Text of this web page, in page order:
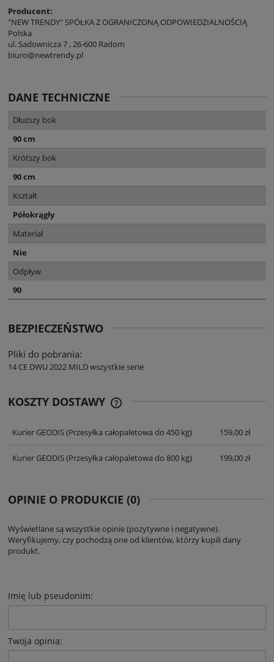
Producent:
"NEW TRENDY" SPÓŁKA Z OGRANICZONĄ ODPOWIEDZIALNOŚCIĄ
Polska
ul. Sadownicza 7 , 26-600 Radom
biuro@newtrendy.pl
DANE TECHNICZNE
Dłuższy bok
90 cm
Krótszy bok
90 cm
Kształt
Półokrągły
Materiał
Nie
Odpływ
90
BEZPIECZEŃSTWO
Pliki do pobrania:
14 CE DWU 2022 MILD wszystkie serie
KOSZTY DOSTAWY
Kurier GEODIS(Przesyłka całopaletowa do 450 kg) 159,00 zł
Kurier GEODIS(Przesyłka całopaletowa do 800 kg) 199,00 zł
OPINIE O PRODUKCIE (0)
Wyświetlane są wszystkie opinie (pozytywne i negatywne).
Weryfikujemy, czy pochodzą one od klientów, którzy kupili dany
produkt.
Imię lub pseudonim:
Twoja opinia: